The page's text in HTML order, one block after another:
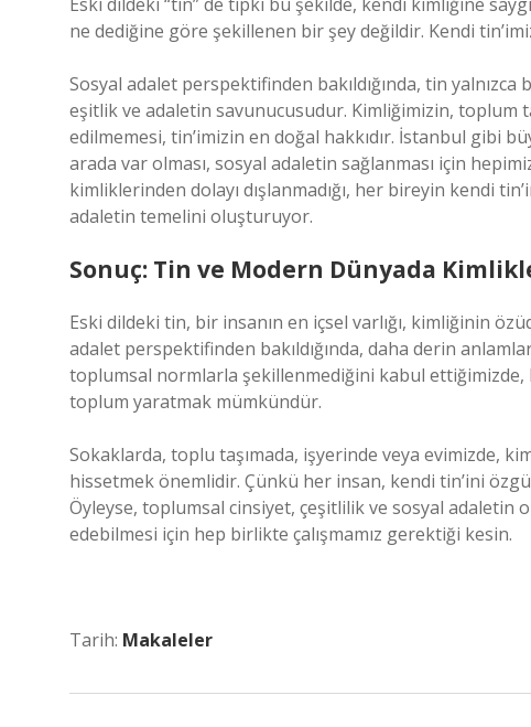
ne dediğine göre şekillenen bir şey değildir. Kendi
Sosyal adalet perspektifinden bakıldığında, tin
eşitlik ve adaletin savunucusudur. Kimliğimizin, toplum
edilmemesi, tin’imizin en doğal hakkıdır. İstanbul gibi
arada var olması, sosyal adaletin sağlanması için
kimliklerinden dolayı dışlanmadığı, her bireyin kendi
adaletin temelini oluşturuyor.
Sonuç: Tin ve Modern Dünyada
Eski dildeki tin, bir insanın en içsel varlığı, kimliğinin
adalet perspektifinden bakıldığında, daha derin
toplumsal normlarla şekillenmediğini kabul
toplum yaratmak mümkündür.
Sokaklarda, toplu taşımada, işyerinde veya evimizde,
hissetmek önemlidir. Çünkü her insan, kendi tin’ini
Öyleyse, toplumsal cinsiyet, çeşitlilik ve sosyal adaletin
edebilmesi için hep birlikte çalışmamız gerektiği kesin.
Tarih: Makaleler